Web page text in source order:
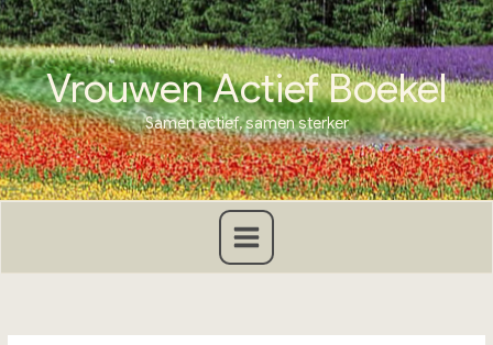
Ga
naar
de
inhoudVrouwen Actief Boekel
Samen actief, samen sterker